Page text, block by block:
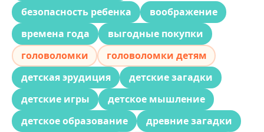
безопасность ребенка
воображение
времена года
выгодные покупки
головоломки
головоломки детям
детская эрудиция
детские загадки
детские игры
детское мышление
детское образование
древние загадки